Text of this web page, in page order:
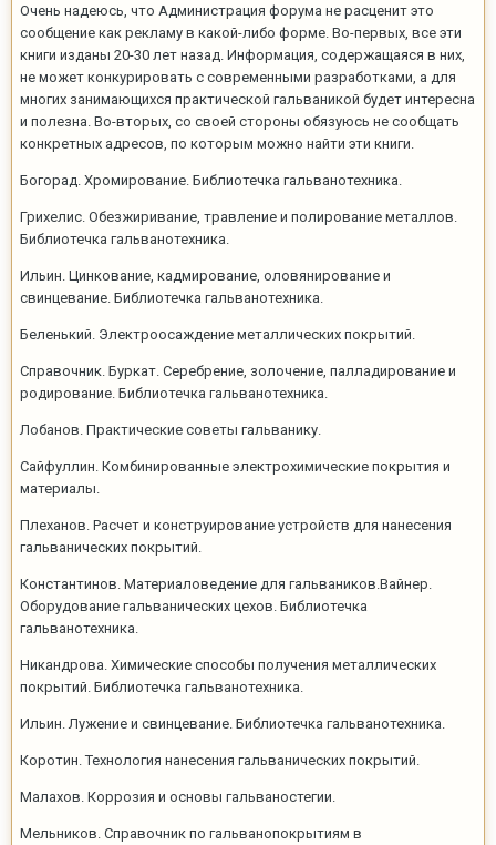
Очень надеюсь, что Администрация форума не расценит это
сообщение как рекламу в какой-либо форме. Во-первых, все эти
книги изданы 20-30 лет назад. Информация, содержащаяся в них,
не может конкурировать с современными разработками, а для
многих занимающихся практической гальваникой будет интересна
и полезна. Во-вторых, со своей стороны обязуюсь не сообщать
конкретных адресов, по которым можно найти эти книги.
Богорад. Хромирование. Библиотечка гальванотехника.
Грихелис. Обезжиривание, травление и полирование металлов.
Библиотечка гальванотехника.
Ильин. Цинкование, кадмирование, оловянирование и
свинцевание. Библиотечка гальванотехника.
Беленький. Электроосаждение металлических покрытий.
Справочник. Буркат. Серебрение, золочение, палладирование и
родирование. Библиотечка гальванотехника.
Лобанов. Практические советы гальванику.
Сайфуллин. Комбинированные электрохимические покрытия и
материалы.
Плеханов. Расчет и конструирование устройств для нанесения
гальванических покрытий.
Константинов. Материаловедение для гальваников.Вайнер.
Оборудование гальванических цехов. Библиотечка
гальванотехника.
Никандрова. Химические способы получения металлических
покрытий. Библиотечка гальванотехника.
Ильин. Лужение и свинцевание. Библиотечка гальванотехника.
Коротин. Технология нанесения гальванических покрытий.
Малахов. Коррозия и основы гальваностегии.
Мельников. Справочник по гальванопокрытиям в